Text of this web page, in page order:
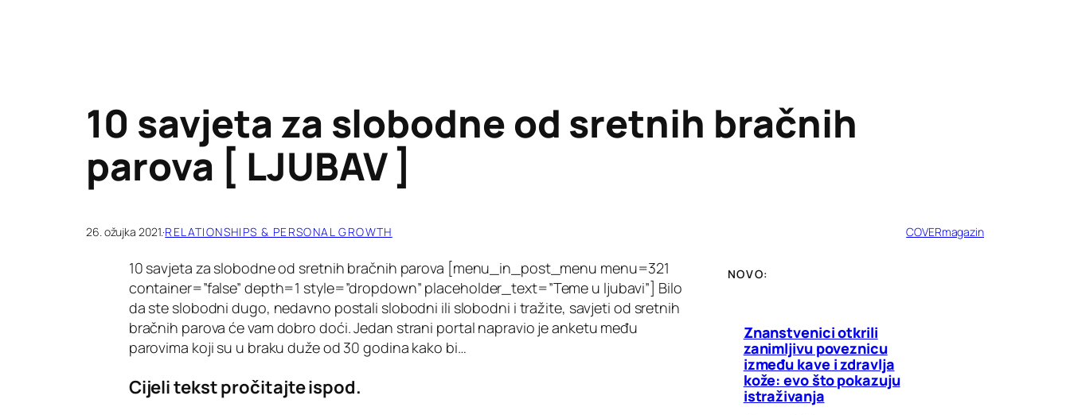
10 savjeta za slobodne od sretnih bračnih
parova [ LJUBAV ]
26. ožujka 2021.·RELATIONSHIPS & PERSONAL GROWTH COVERmagazin
10 savjeta za slobodne od sretnih bračnih parova [menu_in_post_menu menu=321
container=”false” depth=1 style=”dropdown” placeholder_text=”Teme u ljubavi”] Bilo
da ste slobodni dugo, nedavno postali slobodni ili slobodni i tražite, savjeti od sretnih
bračnih parova će vam dobro doći. Jedan strani portal napravio je anketu među
parovima koji su u braku duže od 30 godina kako bi…
Cijeli tekst pročitajte ispod.
NOVO:
Znanstvenici otkrili
zanimljivu poveznicu
između kave i zdravlja
kože: evo što pokazuju
istraživanja